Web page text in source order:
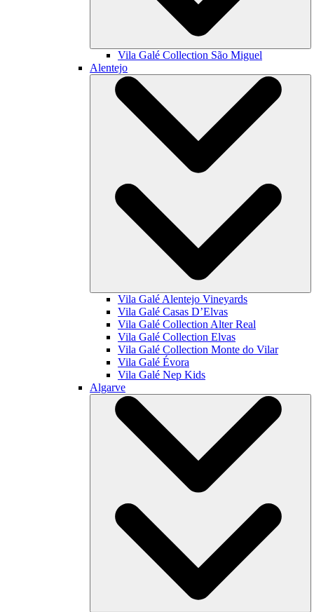
Vila Galé Collection São Miguel
Alentejo
Vila Galé Alentejo Vineyards
Vila Galé Casas D’Elvas
Vila Galé Collection Alter Real
Vila Galé Collection Elvas
Vila Galé Collection Monte do Vilar
Vila Galé Évora
Vila Galé Nep Kids
Algarve